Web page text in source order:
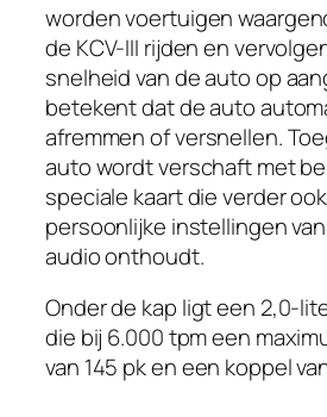
worden voertuigen
de KCV-III rijden en
snelheid van de auto op
betekent dat de auto
afremmen of versnellen.
auto wordt verschaft met
speciale kaart die verder
persoonlijke instellingen
audio onthoudt.
Onder de kap ligt een 2,0-
die bij 6.000 tpm een
van 145 pk en een koppel